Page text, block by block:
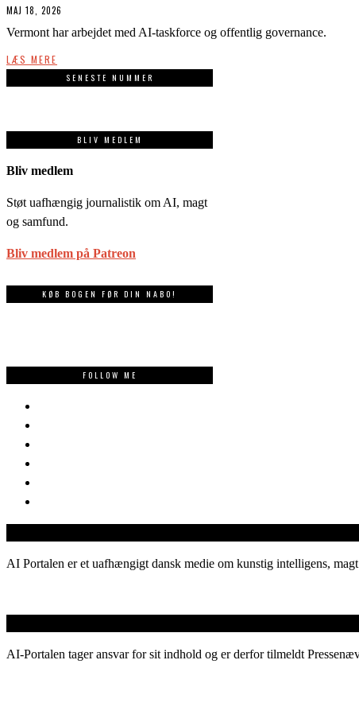
MAJ 18, 2026
Vermont har arbejdet med AI-taskforce og offentlig governance.
LÆS MERE
SENESTE NUMMER
BLIV MEDLEM
Bliv medlem
Støt uafhængig journalistik om AI, magt
og samfund.
Bliv medlem på Patreon
KØB BOGEN FØR DIN NABO!
FOLLOW ME
AI Portalen er et uafhængigt dansk medie om kunstig intelligens,
AI-Portalen tager ansvar for sit indhold og er derfor tilmeldt